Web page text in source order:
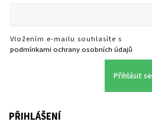
Vložením e-mailu souhlasíte s
podmínkami ochrany osobních údajů
Přihlásit se
PŘIHLÁŠENÍ